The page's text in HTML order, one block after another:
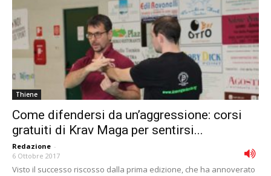
Thiene
Come difendersi da un’aggressione: corsi
gratuiti di Krav Maga per sentirsi...
Redazione -
6 Ottobre 2017
Visto il successo riscosso dalla prima edizione, che ha annoverato